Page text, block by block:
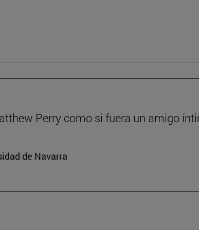
Perry como si fuera un amigo
de Navarra